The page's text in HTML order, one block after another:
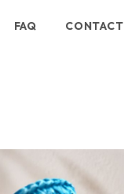
FAQ CONTACT